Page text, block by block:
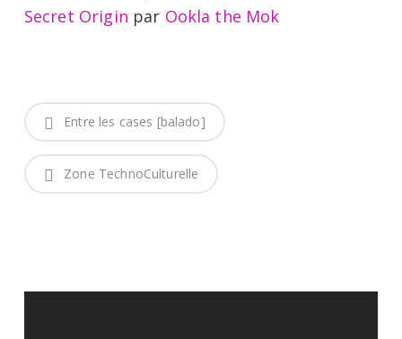
Secret Origin par Ookla the Mok
Entre les cases [balado]
Zone TechnoCulturelle